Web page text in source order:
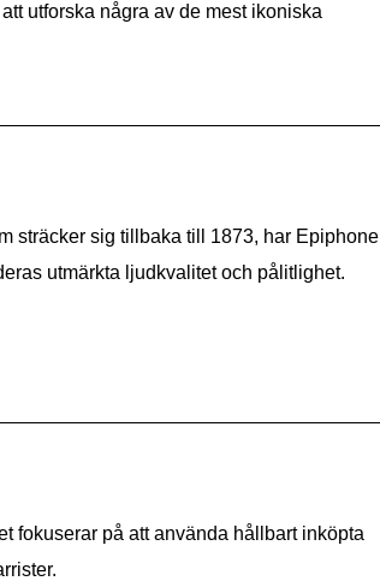
utforska några av de mest ikoniska
sträcker sig tillbaka till 1873, har Epiphone
utmärkta ljudkvalitet och pålitlighet.
fokuserar på att använda hållbart inköpta